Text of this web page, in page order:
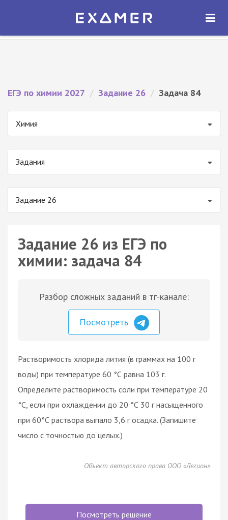
Экзамер — ЕГЭ 2027
ОТКРЫТЬ
ЕГЭ по химии 2027 / Задание 26 / Задача 84
Химия
Задания
Задание 26
Задание 26 из ЕГЭ по
химии: задача 84
Разбор сложных заданий в тг-канале:
Посмотреть
Растворимость хлорида лития (в граммах на 100 г
воды) при температуре 60 °С равна 103 г.
Определите растворимость соли при температуре 20
°С, если при охлаждении до 20 °С 30 г насыщенного
при 60°С раствора выпало 3,6 г осадка. (Запишите
число с точностью до целых.)
Объект авторского права ООО «Легион»
Посмотреть решение